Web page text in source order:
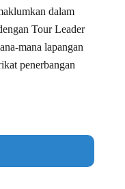
dalam
Tour Leader
mana lapangan
penerbangan